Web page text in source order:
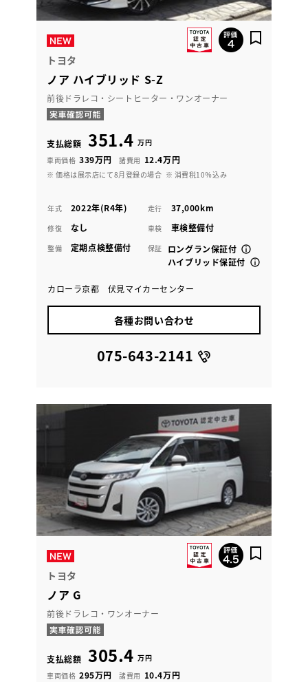
トヨタ
ノア ハイブリッド S-Z
前後ドラレコ・シートヒーター・ワンオーナー
支払総額 351.4 万円
車両価格 339万円 諸費用 12.4万円
※ 価格は展示店にて8月登録の場合 ※ 消費税10％込み
年式 2022年(R4年) 走行 37,000km
修復 なし 車検 車検整備付
整備 定期点検整備付 保証
ロングラン保証付
ハイブリッド保証付
カローラ京都 伏見マイカーセンター
各種お問い合わせ
075-643-2141
トヨタ
ノア G
前後ドラレコ・ワンオーナー
支払総額 305.4 万円
車両価格 295万円 諸費用 10.4万円